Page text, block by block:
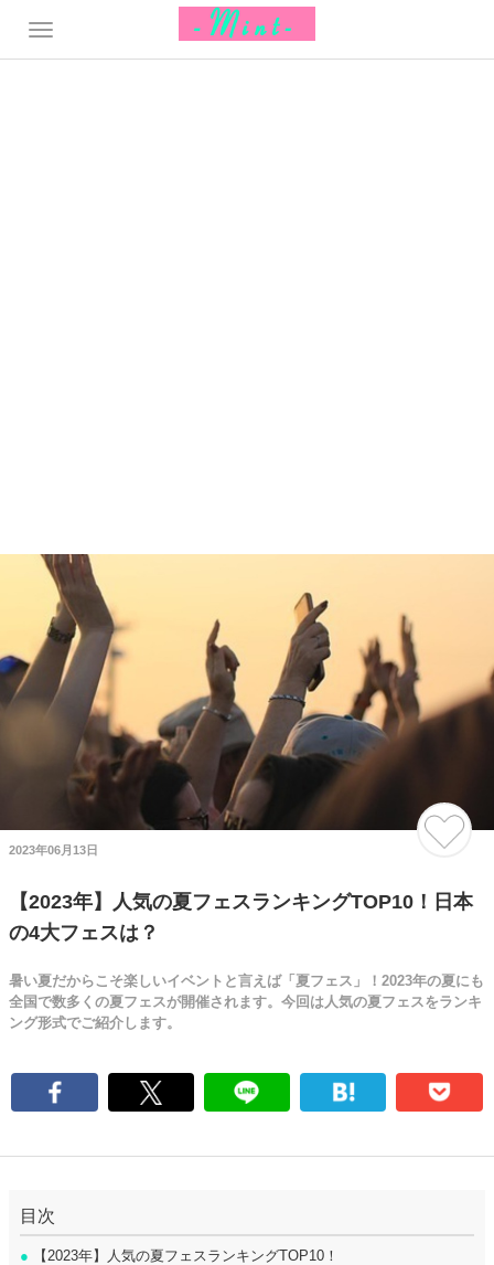
2023年06月13日
【2023年】人気の夏フェスランキングTOP10！日本
の4大フェスは？
暑い夏だからこそ楽しいイベントと言えば「夏フェス」！2023年の夏にも
全国で数多くの夏フェスが開催されます。今回は人気の夏フェスをランキ
ング形式でご紹介します。
目次
● 【2023年】人気の夏フェスランキングTOP10！